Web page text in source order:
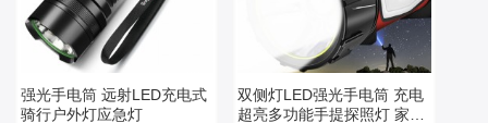
强光手电筒 远射LED充电式
骑行户外灯应急灯
双侧灯LED强光手电筒 充电
超亮多功能手提探照灯 家用